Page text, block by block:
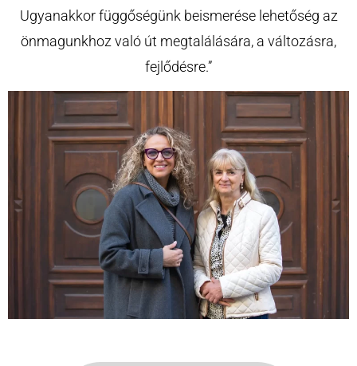
Ugyanakkor függőségünk beismerése lehetőség az
önmagunkhoz való út megtalálására, a változásra,
fejlődésre.”